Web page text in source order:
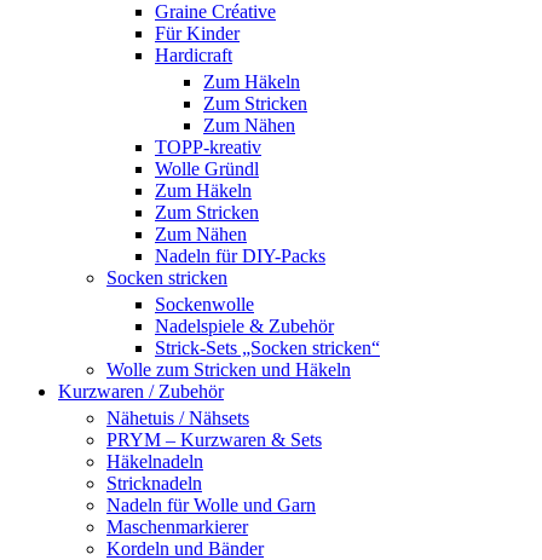
Graine Créative
Für Kinder
Hardicraft
Zum Häkeln
Zum Stricken
Zum Nähen
TOPP-kreativ
Wolle Gründl
Zum Häkeln
Zum Stricken
Zum Nähen
Nadeln für DIY-Packs
Socken stricken
Sockenwolle
Nadelspiele & Zubehör
Strick-Sets „Socken stricken“
Wolle zum Stricken und Häkeln
Kurzwaren / Zubehör
Nähetuis / Nähsets
PRYM – Kurzwaren & Sets
Häkelnadeln
Stricknadeln
Nadeln für Wolle und Garn
Maschenmarkierer
Kordeln und Bänder